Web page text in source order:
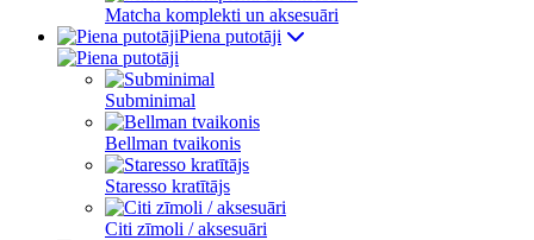
Matcha komplekti un aksesuāri
Piena putotāji
Subminimal
Bellman tvaikonis
Staresso kratītājs
Citi zīmoli / aksesuāri